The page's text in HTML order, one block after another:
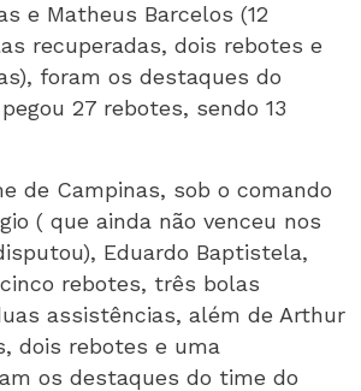
e Matheus Barcelos (12
recuperadas, dois rebotes e
foram os destaques do
27 rebotes, sendo 13
de Campinas, sob o comando
( que ainda não venceu nos
Eduardo Baptistela,
rebotes, três bolas
assistências, além de Arthur
dois rebotes e uma
os destaques do time do